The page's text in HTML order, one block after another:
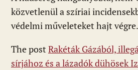
közvetlenül a szíriai
védelmi műveleteket hajt végre.
The post Rakéták Gázából,
sírjához és a lázadók dühösek